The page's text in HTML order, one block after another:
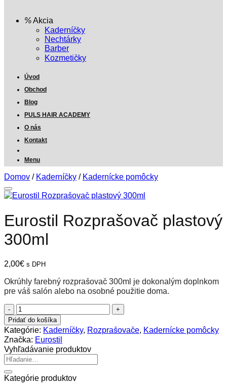
Akcia
Kaderníčky
Nechtárky
Barber
Kozmetičky
Úvod
Obchod
Blog
PULS HAIR ACADEMY
O nás
Kontakt
Menu
Domov / Kaderníčky / Kadernícke pomôcky
Eurostil Rozprašovač plastový
300ml
2,00€ s DPH
Okrúhly farebný rozprašovač 300ml je dokonalým doplnkom
pre váš salón alebo na osobné použitie doma.
množstvo
Eurostil
Rozprašovač
plastový
300ml
Pridať do košíka
Kategórie: Kaderníčky, Rozprašovače, Kadernícke pomôcky
Značka: Eurostil
Vyhľadávanie produktov
Hľadať:
Kategórie produktov